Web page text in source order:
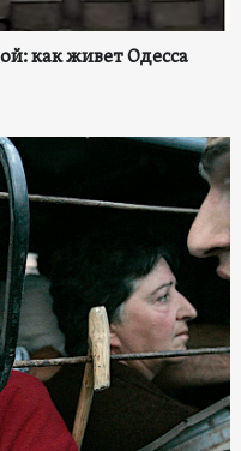
как живет Одесса